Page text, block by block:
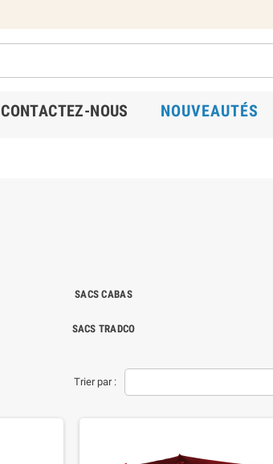
CONTACTEZ-NOUS NOUVEAUTÉS
SACS CABAS
SACS TRADCO
Trier par :